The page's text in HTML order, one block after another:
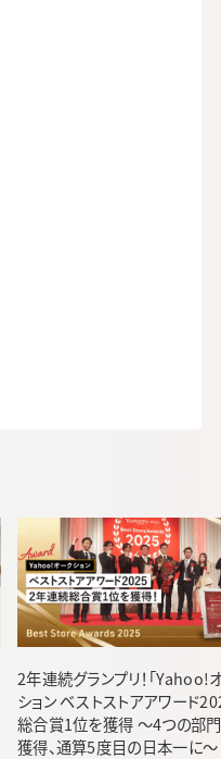
2年連続グランプリ！「Yahoo!
ション ベストストアアワード
総合賞1位を獲得 ～4つの部
獲得、通算5度目の日本一に～